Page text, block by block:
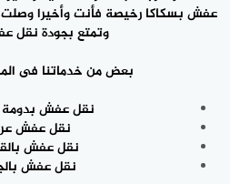
عفش بسكاكا رخيصة فأنت وأخيرا وصلت
وتمتع بجودة نقل
بعض من خدماتنا فى
نقل عفش بدومة
نقل عفش
نقل عفش
نقل عفش